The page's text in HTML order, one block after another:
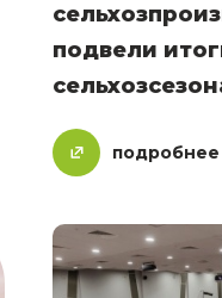
подвели
подробнее